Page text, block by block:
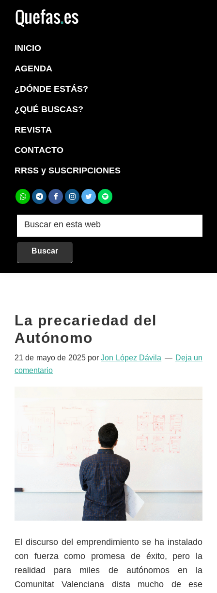
navegación
principal
principal
INICIO
AGENDA
¿DÓNDE ESTÁS?
¿QUÉ BUSCAS?
REVISTA
CONTACTO
RRSS y SUSCRIPCIONES
Buscar
web
La precariedad del
Autónomo
21 de mayo de 2025porJon López Dávila
Deja un
comentario
El discurso del emprendimiento se ha instalado
con fuerza como promesa de éxito, pero la
realidad para miles de autónomos en la
Comunitat Valenciana dista mucho de ese